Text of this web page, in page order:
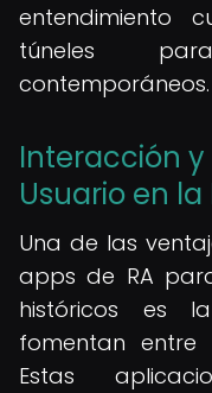
entendimiento
túneles
contemporáneos.
Interacción
Usuario en
Una de las
apps de RA
históricos es
fomentan entre
Estas